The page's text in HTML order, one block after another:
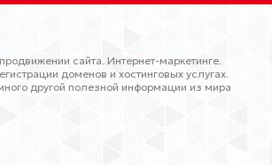
сайта. Интернет-маркетинге.
доменов и хостинговых услугах.
другой полезной информации из мира